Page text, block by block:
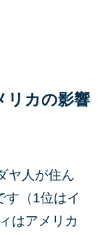
リカの影響
ヤ人が住ん
す（1位はイ
はアメリカ